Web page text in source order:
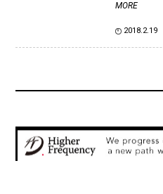
MORE
2018.2.19